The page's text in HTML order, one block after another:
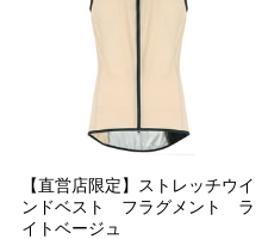
【直営店限定】ストレッチウイ
ンドベスト フラグメント ラ
イトベージュ